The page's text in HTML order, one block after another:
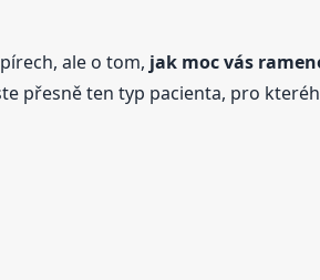
ale o tom, jak moc vás
přesně ten typ pacienta, pro